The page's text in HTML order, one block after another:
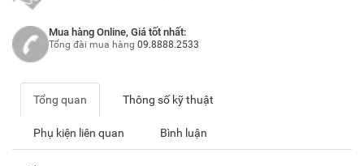
Mua hàng Online, Giá tốt nhất:
Tổng đài mua hàng 09.8888.2533
Tổng quan Thông số kỹ thuật
Phụ kiện liên quan Bình luận